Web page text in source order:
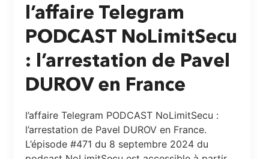
l’affaire Telegram
PODCAST NoLimitSecu
: l’arrestation de Pavel
DUROV en France
l’affaire Telegram PODCAST NoLimitSecu :
l’arrestation de Pavel DUROV en France.
L’épisode #471 du 8 septembre 2024 du